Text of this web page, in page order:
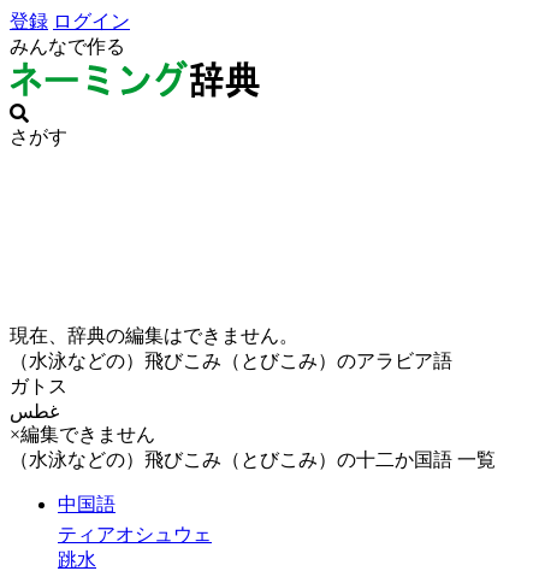
登録 ログイン
みんなで作る
さがす
現在、辞典の編集はできません。
（水泳などの）飛びこみ（とびこみ）のアラビア語
ガトス
غطس
×編集できません
（水泳などの）飛びこみ（とびこみ）の十二か国語 一覧
中国語
ティアオシュウェ
跳水